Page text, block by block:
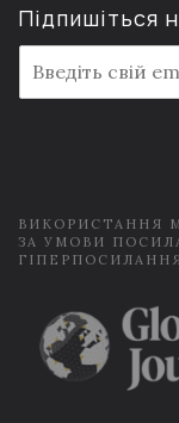
Підпишіться
m
a
ВИКОРИСТАННЯ
ЗА УМОВИ